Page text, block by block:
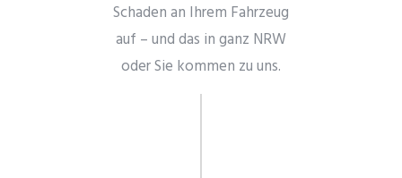
Schaden an Ihrem Fahrzeug
auf – und das in ganz NRW
oder Sie kommen zu uns.